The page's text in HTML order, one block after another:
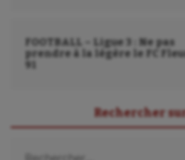
FOOTBALL – Ligue 3 : Ne pas
prendre à la légère le FC
91
Rechercher